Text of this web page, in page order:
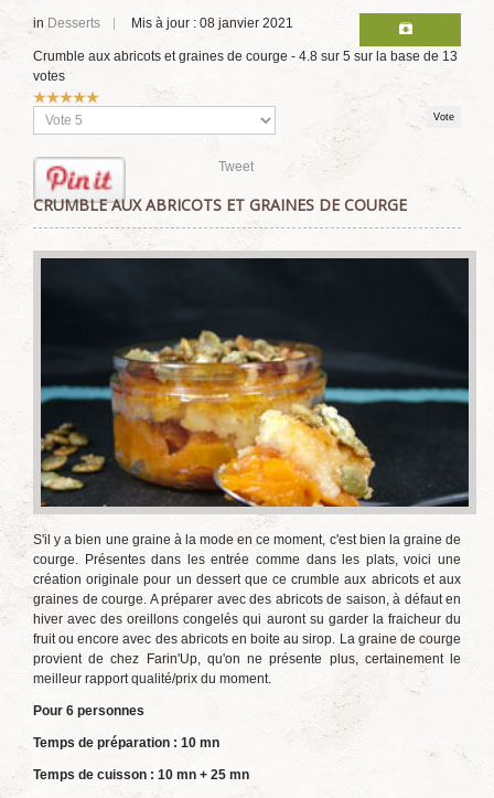
in Desserts Mis à jour : 08 janvier 2021
Crumble aux abricots et graines de courge - 4.8 sur 5 sur la base de 13
votes
Vote
utilisateur:
Veuillez
voter
Tweet
CRUMBLE AUX ABRICOTS ET GRAINES DE COURGE
S'il y a bien une graine à la mode en ce moment, c'est bien la graine de
courge. Présentes dans les entrée comme dans les plats, voici une
création originale pour un dessert que ce crumble aux abricots et aux
graines de courge. A préparer avec des abricots de saison, à défaut en
hiver avec des oreillons congelés qui auront su garder la fraicheur du
fruit ou encore avec des abricots en boite au sirop. La graine de courge
provient de chez Farin'Up, qu'on ne présente plus, certainement le
meilleur rapport qualité/prix du moment.
Pour 6 personnes
Temps de préparation : 10 mn
Temps de cuisson : 10 mn + 25 mn